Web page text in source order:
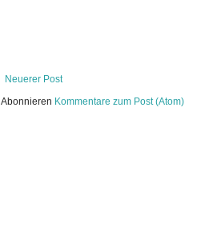
Neuerer Post
Abonnieren Kommentare zum Post (Atom)